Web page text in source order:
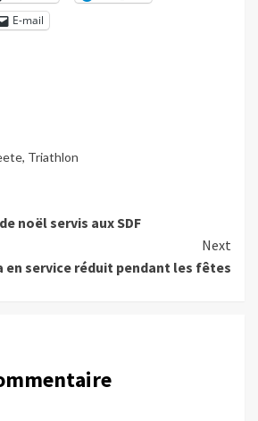
E-mail
, Triathlon
noël servis aux SDF
Next
en service réduit pendant les fêtes